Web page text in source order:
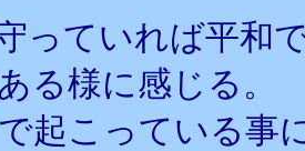
っていれば平和
る様に感じる。
起こっている事